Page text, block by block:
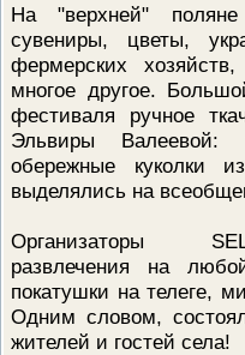
На "верхней"
сувениры, цветы,
фермерских
многое другое.
фестиваля ручное
Эльвиры Валеевой:
обережные куколки
выделялись на
Организаторы
развлечения на
покатушки на телеге,
Одним словом,
жителей и гостей села!